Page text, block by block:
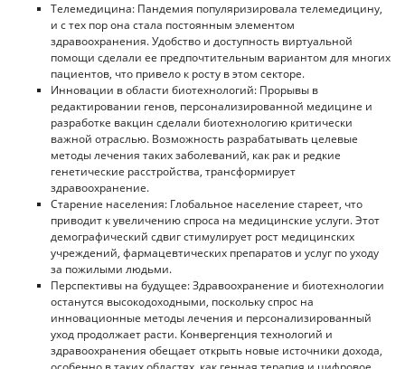
Телемедицина: Пандемия популяризировала телемедицину,
и с тех пор она стала постоянным элементом
здравоохранения. Удобство и доступность виртуальной
помощи сделали ее предпочтительным вариантом для многих
пациентов, что привело к росту в этом секторе.
Инновации в области биотехнологий: Прорывы в
редактировании генов, персонализированной медицине и
разработке вакцин сделали биотехнологию критически
важной отраслью. Возможность разрабатывать целевые
методы лечения таких заболеваний, как рак и редкие
генетические расстройства, трансформирует
здравоохранение.
Старение населения: Глобальное население стареет, что
приводит к увеличению спроса на медицинские услуги. Этот
демографический сдвиг стимулирует рост медицинских
учреждений, фармацевтических препаратов и услуг по уходу
за пожилыми людьми.
Перспективы на будущее: Здравоохранение и биотехнологии
останутся высокодоходными, поскольку спрос на
инновационные методы лечения и персонализированный
уход продолжает расти. Конвергенция технологий и
здравоохранения обещает открыть новые источники дохода,